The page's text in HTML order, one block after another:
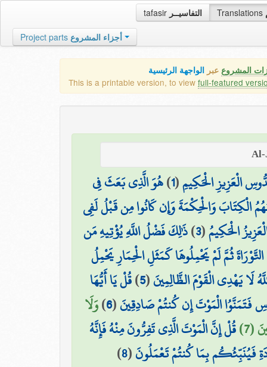
tafasir التفاسيــر Translations
Project parts أجزاء المشروع
المشروع عبر الواجهة الرئيسية
This is a printable version, to view full-featured
الْعَزِيزِ الْحَكِيمِ(
1
)هُوَ الَّذِي بَعَثَ فِي
الْكِتَابَ وَالْحِكْمَةَ وَإِن كَانُوا مِن قَبْلُ لَفِي
الْحَكِيمُ(
3
)ذَٰلِكَ فَضْلُ اللَّهِ يُؤْتِيهِ مَن
ثُمَّ لَمْ يَحْمِلُوهَا كَمَثَلِ الْحِمَارِ يَحْمِلُ
لَا يَهْدِي الْقَوْمَ الظَّالِمِينَ(
5
)قُلْ يَا أَيُّهَا
فَتَمَنَّوُا الْمَوْتَ إِن كُنتُمْ صَادِقِينَ(
6
)وَلَا
(7) قُلْ إِنَّ الْمَوْتَ الَّذِي تَفِرُّونَ مِنْهُ فَإِنَّهُ
فَيُنَبِّئُكُم بِمَا كُنتُمْ تَعْمَلُونَ(
8
)